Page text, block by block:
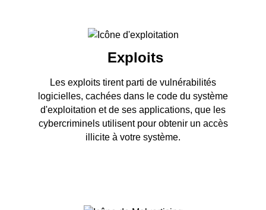
Exploits
Les exploits tirent parti de vulnérabilités
logicielles, cachées dans le code du système
d'exploitation et de ses applications, que les
cybercriminels utilisent pour obtenir un accès
illicite à votre système.